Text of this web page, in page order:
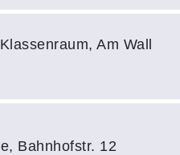
Am Wall
Bahnhofstr. 12